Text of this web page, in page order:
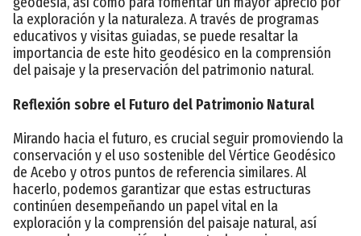
la exploración y la naturaleza. A través de programas
educativos y visitas guiadas, se puede resaltar la
importancia de este hito geodésico en la comprensión
del paisaje y la preservación del patrimonio natural.
Reflexión sobre el Futuro del Patrimonio Natural
Mirando hacia el futuro, es crucial seguir promoviendo la
conservación y el uso sostenible del Vértice Geodésico
de Acebo y otros puntos de referencia similares. Al
hacerlo, podemos garantizar que estas estructuras
continúen desempeñando un papel vital en la
exploración y la comprensión del paisaje natural, así